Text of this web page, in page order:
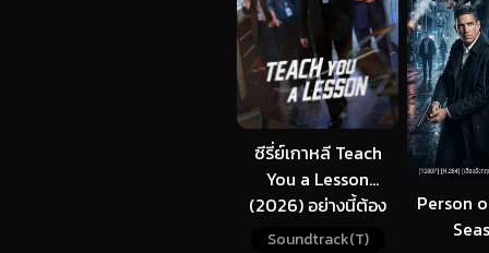
ซีรี่ย์เกาหลี Teach
You a Lesson
(2026) อย่างนี้ต้อง
โดนสั่งสอน ซับไทย
Soundtrack(T)
Person